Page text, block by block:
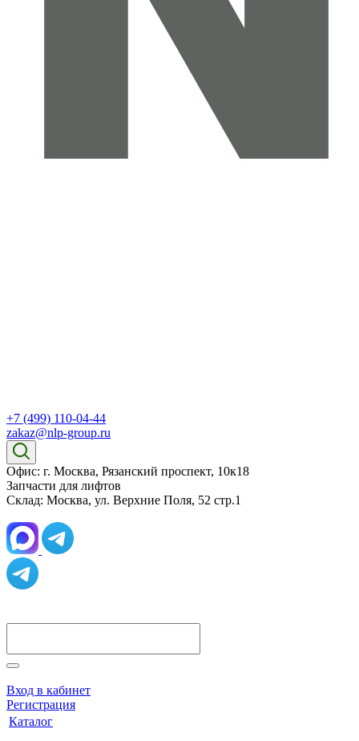
+7 (499) 110-04-44
zakaz@nlp-group.ru
Офис: г. Москва, Рязанский проспект, 10к18
Запчасти для лифтов
Склад: Москва, ул. Верхние Поля, 52 стр.1
Вход в кабинет
Регистрация
Каталог